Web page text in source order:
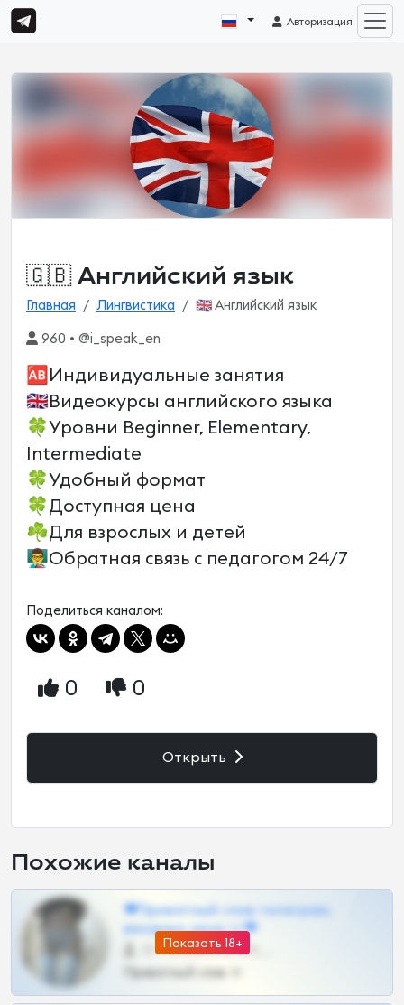
Авторизация
🇬🇧 Английский язык
Главная Лингвистика 🇬🇧 Английский язык
960 • @i_speak_en
🆎Индивидуальные занятия
🇬🇧Видеокурсы английского языка
🍀Уровни Beginner, Elementary,
Intermediate
🍀Удобный формат
🍀Доступная цена
☘️Для взрослых и детей
👨‍🏫Обратная связь с педагогом 24/7
Поделиться каналом:
0 0
Открыть
Похожие каналы
Показать 18+
❤Приватный слив телеграм,
шкодных шкур тг❤
57 •
Приватный слив тг